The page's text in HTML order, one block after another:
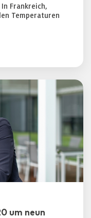
Frankreich,
Temperaturen
um neun